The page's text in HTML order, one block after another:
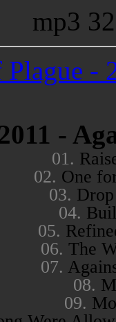
mp3
-
-
01.
02. One
03.
04.
05.
06. The
07.
08.
09.